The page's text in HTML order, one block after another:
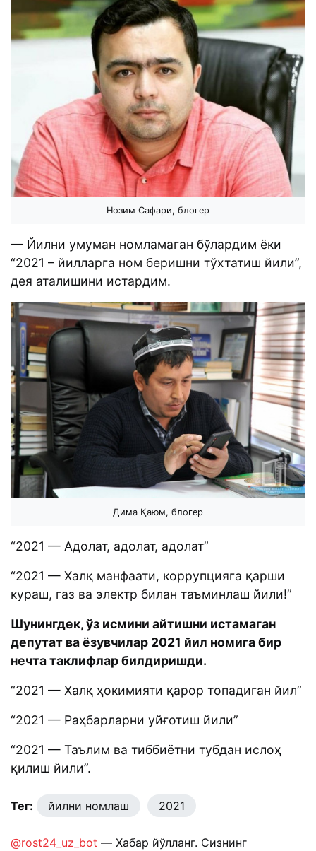
Нозим Сафари, блогер
— Йилни умуман номламаган бўлардим ёки
“2021 – йилларга ном беришни тўхтатиш йили”,
дея аталишини истардим.
Дима Қаюм, блогер
“2021 — Адолат, адолат, адолат”
“2021 — Халқ манфаати, коррупцияга қарши
кураш, газ ва электр билан таъминлаш йили!”
Шунингдек, ўз исмини айтишни истамаган
депутат ва ёзувчилар 2021 йил номига бир
нечта таклифлар билдиришди.
“2021 — Халқ ҳокимияти қарор топадиган йил”
“2021 — Раҳбарларни уйғотиш йили”
“2021 — Таълим ва тиббиётни тубдан ислоҳ
қилиш йили”.
Тег: йилни номлаш 2021
@rost24_uz_bot — Хабар йўлланг. Сизнинг